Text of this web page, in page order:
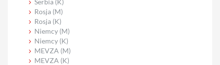
Rosja (M)
Rosja (K)
Niemcy (M)
Niemcy (K)
MEVZA (M)
MEVZA (K)